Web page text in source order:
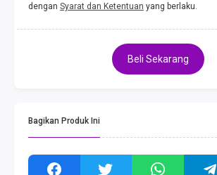
dengan Syarat dan Ketentuan yang berlaku.
Beli Sekarang
Bagikan Produk Ini